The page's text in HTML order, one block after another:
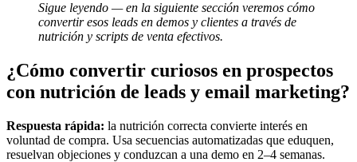
Sigue leyendo — en la siguiente sección veremos cómo
convertir esos leads en demos y clientes a través de
nutrición y scripts de venta efectivos.
¿Cómo convertir curiosos en prospectos
con nutrición de leads y email marketing?
Respuesta rápida: la nutrición correcta convierte interés en
voluntad de compra. Usa secuencias automatizadas que eduquen,
resuelvan objeciones y conduzcan a una demo en 2–4 semanas.